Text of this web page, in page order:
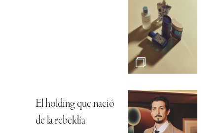
El holding que nació
de la rebeldía